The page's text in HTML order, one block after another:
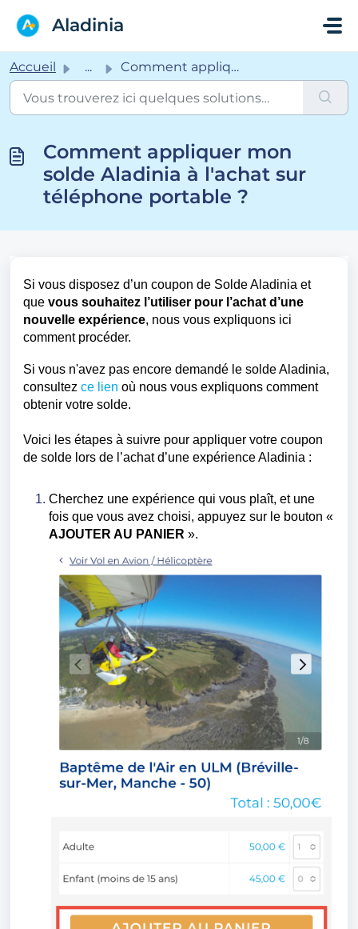
Aladinia
Accueil ... Comment appliquer mon solde Aladinia à l'achat sur té...
Comment appliquer mon
solde Aladinia à l'achat sur
téléphone portable ?
Si vous disposez d’un coupon de Solde Aladinia et
que vous souhaitez l’utiliser pour l’achat d’une
nouvelle expérience, nous vous expliquons ici
comment procéder.
Si vous n'avez pas encore demandé le solde Aladinia,
consultez ce lien où nous vous expliquons comment
obtenir votre solde.
Voici les étapes à suivre pour appliquer votre coupon
de solde lors de l’achat d’une expérience Aladinia :
Cherchez une expérience qui vous plaît, et une
fois que vous avez choisi, appuyez sur le bouton «
AJOUTER AU PANIER ».